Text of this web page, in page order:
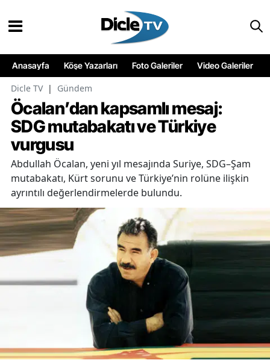
Anasayfa Köşe Yazarları Foto Galeriler Video Galeriler
Dicle TV | Gündem
Öcalan’dan kapsamlı mesaj:
SDG mutabakatı ve Türkiye
vurgusu
Abdullah Öcalan, yeni yıl mesajında Suriye, SDG–Şam
mutabakatı, Kürt sorunu ve Türkiye’nin rolüne ilişkin
ayrıntılı değerlendirmelerde bulundu.